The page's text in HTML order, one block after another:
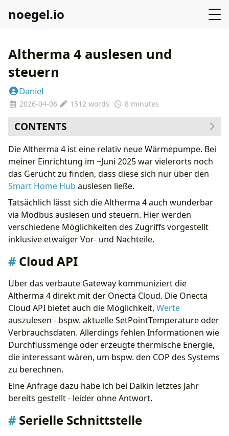
noegel.io
Altherma 4 auslesen und
steuern
Daniel
2026-04-06 1512 words 8 minutes
CONTENTS
Cloud API
Serielle Schnittstelle
Modbus
Input Register (read-only)
Holding Register (read/write)
Modbus: Zwei Modi für Smart Grid
Was ich damit gebaut habe
Smarte Steuerung: Ein zweischneidiges Schwert
Fazit
Die Altherma 4 ist eine relativ neue Wärmepumpe. Bei
meiner Einrichtung im ~Juni 2025 war vielerorts noch
das Gerücht zu finden, dass diese sich nur über den
Smart Home Hub auslesen ließe.
Tatsächlich lässt sich die Altherma 4 auch wunderbar
via Modbus auslesen und steuern. Hier werden
verschiedene Möglichkeiten des Zugriffs vorgestellt
inklusive etwaiger Vor- und Nachteile.
Cloud API
Über das verbaute Gateway kommuniziert die
Altherma 4 direkt mit der Onecta Cloud. Die Onecta
Cloud API bietet auch die Möglichkeit, Werte
auszulesen - bspw. aktuelle SetPointTemperature oder
Verbrauchsdaten. Allerdings fehlen Informationen wie
Durchflussmenge oder erzeugte thermische Energie,
die interessant wären, um bspw. den COP des Systems
zu berechnen.
Eine Anfrage dazu habe ich bei Daikin letztes Jahr
bereits gestellt - leider ohne Antwort.
Serielle Schnittstelle